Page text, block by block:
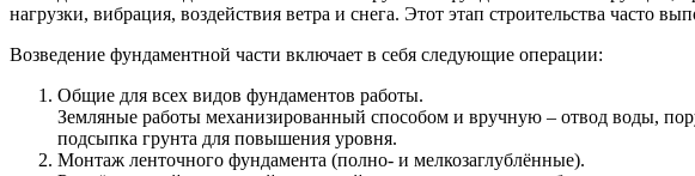
нагрузки, вибрация, воздействия ветра и снега. Этот этап строительства
Возведение фундаментной части включает в себя следующие операции:
Общие для всех видов фундаментов работы.
Земляные работы механизированный способом и вручную – отвод воды,
подсыпка грунта для повышения уровня.
Монтаж ленточного фундамента (полно- и мелкозаглублённые).